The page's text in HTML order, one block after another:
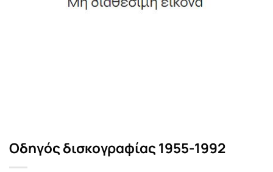
Οδηγός δισκογραφίας 1955-1992